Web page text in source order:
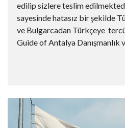
edilip sizlere teslim
sayesinde hatasız bir şekilde
ve Bulgarcadan Türkçeye
Guide of Antalya Danışmanlık